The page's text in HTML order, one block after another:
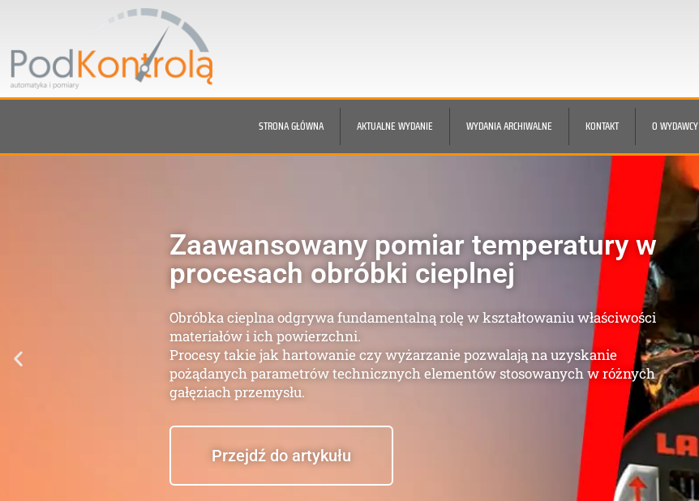
STRONA GŁÓWNA AKTUALNE WYDANIE WYDANIA ARCHIWALNE KONTAKT O WYDAWCY
Nie daj się zaskoczyć parze.
Najczęściej występujące problemy w
systemach pary i kondensatu cz. 1
Instalacje parowe i kondensatu to zazwyczaj złożony układ składający się z
setek metrów rurociągów i odbiorników ciepła, w których zachodzą procesy
wymiany ciepła. Elementem łączącym dwa światy, tj. świat pary i kondensatu,
jest odwadniacz. To on, obok zaworów odcinających, jest najczęściej